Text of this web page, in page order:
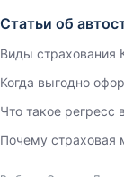
Статьи об
Виды страхования
Когда выгодно
Что такое регресс
Почему страховая